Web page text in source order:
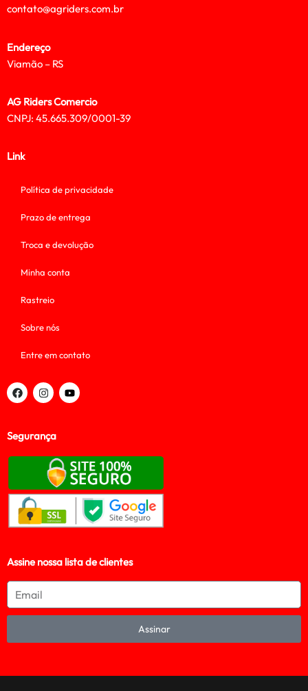
contato@agriders.com.br
Endereço
Viamão – RS
AG Riders Comercio
CNPJ: 45.665.309/0001-39
Link
Política de privacidade
Prazo de entrega
Troca e devolução
Minha conta
Rastreio
Sobre nós
Entre em contato
Segurança
Assine nossa lista de clientes
Assinar